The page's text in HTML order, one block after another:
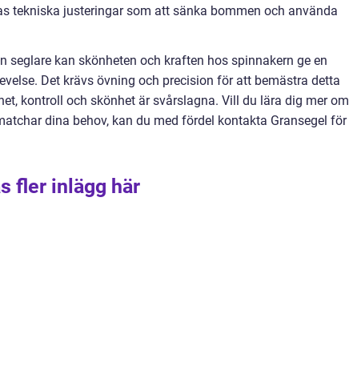
tekniska justeringar som att sänka bommen och använda
seglare kan skönheten och kraften hos spinnakern ge en
Det krävs övning och precision för att bemästra detta
kontroll och skönhet är svårslagna. Vill du lära dig mer om
dina behov, kan du med fördel kontakta Gransegel för
fler inlägg här